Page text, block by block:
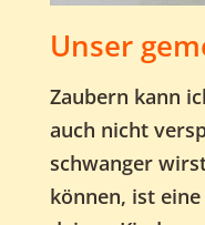
Unser
Zaubern kann
auch nicht
schwanger
können, ist